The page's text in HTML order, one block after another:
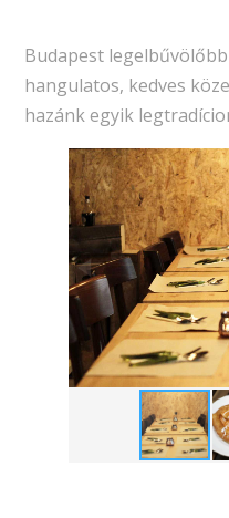
Budapest
hangulatos, kedves
hazánk egyik